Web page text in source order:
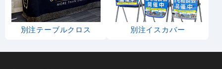
別注テーブルクロス 別注イスカバー